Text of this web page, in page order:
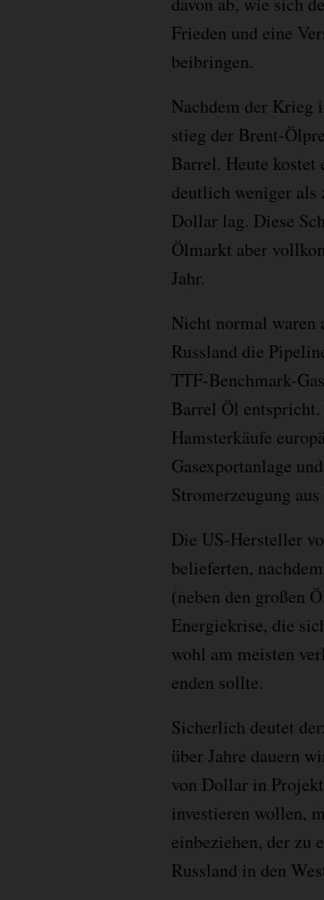
Frieden und eine
beibringen.
Nachdem der Krieg
stieg der Brent-
Barrel. Heute
deutlich weniger als
Dollar lag. Diese
Ölmarkt aber
Jahr.
Nicht normal waren
Russland die
TTF-Benchmark-
Barrel Öl
Hamsterkäufe
Gasexportanlage
Stromerzeugung
Die US-Hersteller
belieferten,
(neben den großen
Energiekrise, die
wohl am meisten
enden sollte.
Sicherlich deutet
über Jahre dauern
von Dollar in
investieren wollen,
einbeziehen, der zu
Russland in den